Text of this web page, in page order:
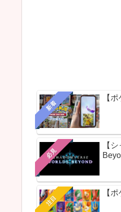
新着
【
必見
【
注目
【